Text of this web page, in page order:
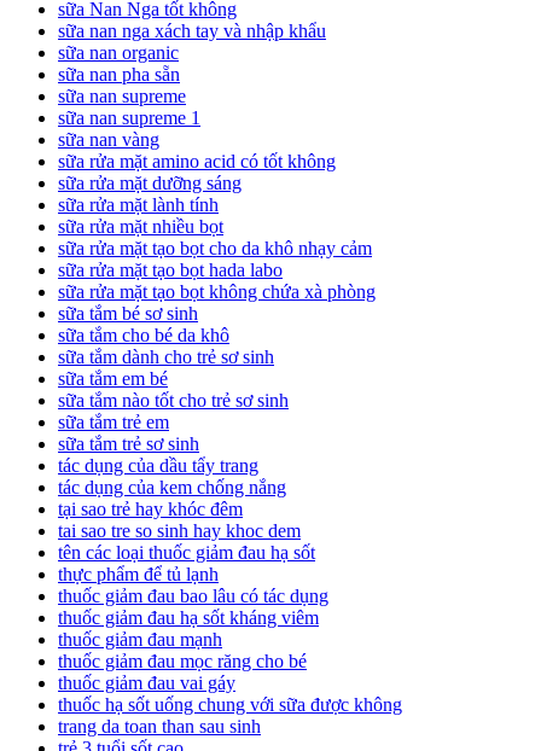
sữa Nan Nga tốt không
sữa nan nga xách tay và nhập khẩu
sữa nan organic
sữa nan pha sẵn
sữa nan supreme
sữa nan supreme 1
sữa nan vàng
sữa rửa mặt amino acid có tốt không
sữa rửa mặt dưỡng sáng
sữa rửa mặt lành tính
sữa rửa mặt nhiều bọt
sữa rửa mặt tạo bọt cho da khô nhạy cảm
sữa rửa mặt tạo bọt hada labo
sữa rửa mặt tạo bọt không chứa xà phòng
sữa tắm bé sơ sinh
sữa tắm cho bé da khô
sữa tắm dành cho trẻ sơ sinh
sữa tắm em bé
sữa tắm nào tốt cho trẻ sơ sinh
sữa tắm trẻ em
sữa tắm trẻ sơ sinh
tác dụng của dầu tẩy trang
tác dụng của kem chống nắng
tại sao trẻ hay khóc đêm
tai sao tre so sinh hay khoc dem
tên các loại thuốc giảm đau hạ sốt
thực phẩm để tủ lạnh
thuốc giảm đau bao lâu có tác dụng
thuốc giảm đau hạ sốt kháng viêm
thuốc giảm đau mạnh
thuốc giảm đau mọc răng cho bé
thuốc giảm đau vai gáy
thuốc hạ sốt uống chung với sữa được không
trang da toan than sau sinh